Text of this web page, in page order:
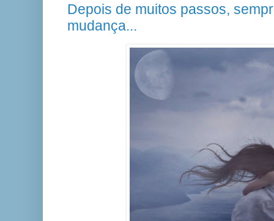
Depois de muitos passos,
mudança...